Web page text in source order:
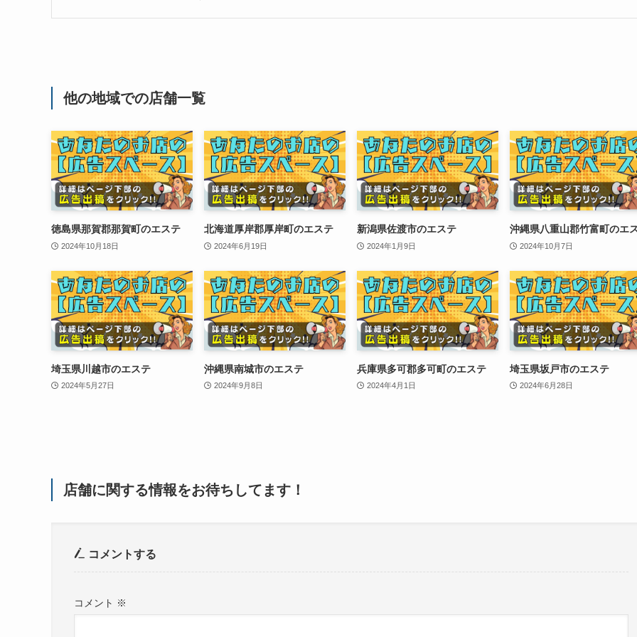
他の地域での店舗一覧
徳島県那賀郡那賀町のエステ
2024年10月18日
北海道厚岸郡厚岸町のエステ
2024年6月19日
新潟県佐渡市のエステ
2024年1月9日
沖縄県八重山郡竹富町のエ
2024年10月7日
埼玉県川越市のエステ
2024年5月27日
沖縄県南城市のエステ
2024年9月8日
兵庫県多可郡多可町のエステ
2024年4月1日
埼玉県坂戸市のエステ
2024年6月28日
店舗に関する情報をお待ちしてます！
コメントする
コメント ※